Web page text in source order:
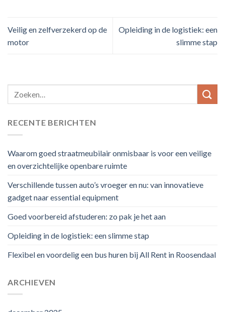
Veilig en zelfverzekerd op de
motor
Opleiding in de logistiek: een
slimme stap
RECENTE BERICHTEN
Waarom goed straatmeubilair onmisbaar is voor een veilige
en overzichtelijke openbare ruimte
Verschillende tussen auto’s vroeger en nu: van innovatieve
gadget naar essential equipment
Goed voorbereid afstuderen: zo pak je het aan
Opleiding in de logistiek: een slimme stap
Flexibel en voordelig een bus huren bij All Rent in Roosendaal
ARCHIEVEN